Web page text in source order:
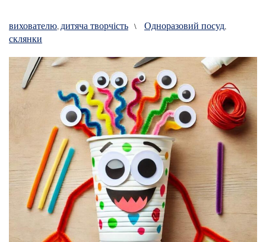
вихователю, дитяча творчість \ Одноразовий посуд,
склянки